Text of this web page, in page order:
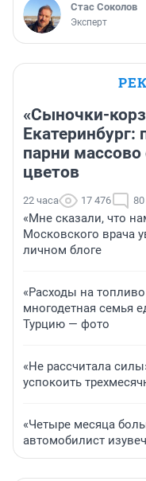
Стас Соколов
Эксперт
«Сыночки-
Екатеринбург:
парни
цветов
22 часа 17 476 80
«Мне сказали, что
Московского врача
личном блоге
«Расходы на
многодетная семья
Турцию — фото
«Не рассчитала
успокоить
«Четыре месяца
автомобилист